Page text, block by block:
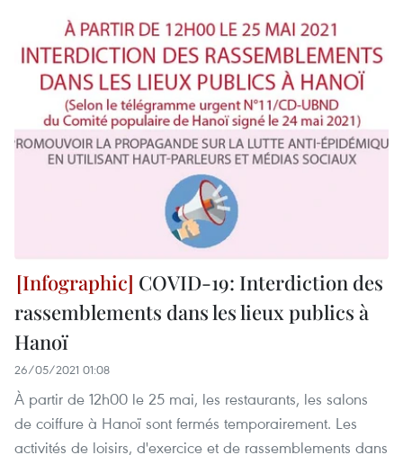
COVID-19: Interdiction des
rassemblements dans les lieux publics à
Hanoï
26/05/2021 01:08
À partir de 12h00 le 25 mai, les restaurants, les salons
de coiffure à Hanoï sont fermés temporairement. Les
activités de loisirs, d'exercice et de rassemblements dans